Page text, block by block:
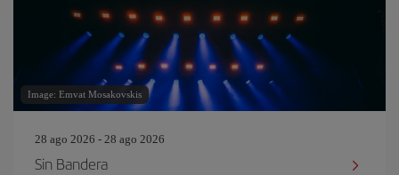
Image: Emvat Mosakovskis
28 ago 2026 - 28 ago 2026
Sin Bandera